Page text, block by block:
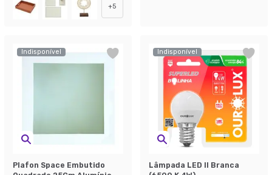
+5
Indisponível
Plafon Space Embutido
Indisponível
Lâmpada LED II Branca